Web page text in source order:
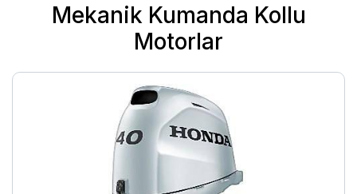
Mekanik Kumanda Kollu
Motorlar